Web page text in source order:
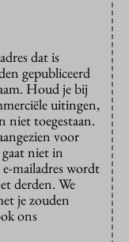
dat is
gepubliceerd
Houd je bij
uitingen,
niet toegestaan.
voor
niet in
e-mailadres wordt
derden. We
je zouden
ons